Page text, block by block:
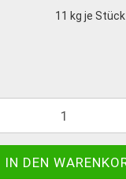
11 kg je Stück